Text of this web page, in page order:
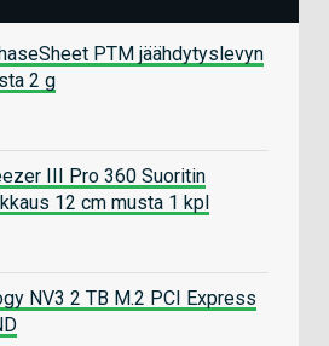
PTM jäähdytyslevyn
2 g
III Pro 360 Suoritin
12 cm musta 1 kpl
NV3 2 TB M.2 PCI Express